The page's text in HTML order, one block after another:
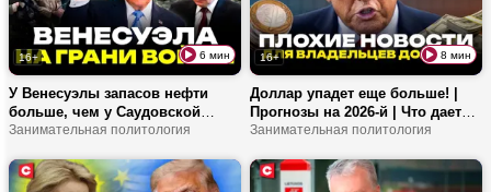
16+ 6 мин
У Венесуэлы запасов нефти
больше, чем у Саудовской
Аравии | Как ее добывать в
Какой ящик Пандоры открыл
Трамп?
Занимательная политология
16+ 8 мин
Доллар упадет еще больше! |
Прогнозы на 2026-й | Что дает
Беларуси снятие американских
Занимательная политология